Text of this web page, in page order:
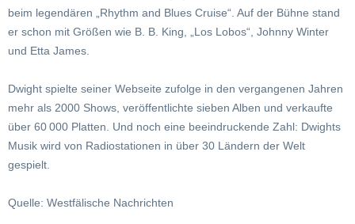
beim legendären „Rhythm and Blues Cruise“. Auf der Bühne stand
er schon mit Größen wie B. B. King, „Los Lobos“, Johnny Winter
und Etta James.
Dwight spielte seiner Webseite zufolge in den vergangenen Jahren
mehr als 2000 Shows, veröffentlichte sieben Alben und verkaufte
über 60 000 Platten. Und noch eine beeindruckende Zahl: Dwights
Musik wird von Radiostationen in über 30 Ländern der Welt
gespielt.
Quelle: Westfälische Nachrichten